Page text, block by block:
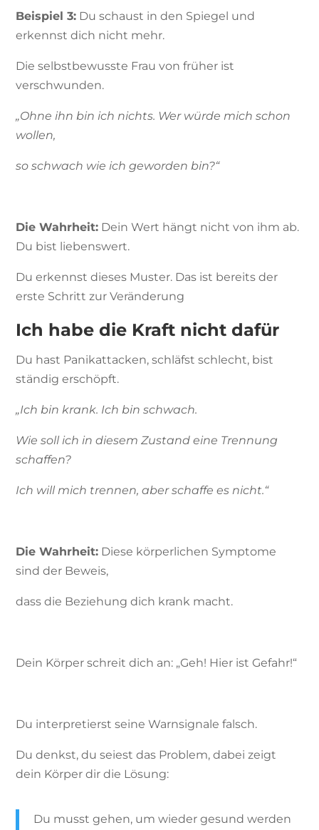
Beispiel 3: Du schaust in den Spiegel und
erkennst dich nicht mehr.
Die selbstbewusste Frau von früher ist
verschwunden.
„Ohne ihn bin ich nichts. Wer würde mich schon
wollen,
so schwach wie ich geworden bin?“
Die Wahrheit: Dein Wert hängt nicht von ihm ab.
Du bist liebenswert.
Du erkennst dieses Muster. Das ist bereits der
erste Schritt zur Veränderung
Ich habe die Kraft nicht dafür
Du hast Panikattacken, schläfst schlecht, bist
ständig erschöpft.
„Ich bin krank. Ich bin schwach.
Wie soll ich in diesem Zustand eine Trennung
schaffen?
Ich will mich trennen, aber schaffe es nicht.“
Die Wahrheit: Diese körperlichen Symptome
sind der Beweis,
dass die Beziehung dich krank macht.
Dein Körper schreit dich an: „Geh! Hier ist Gefahr!“
Du interpretierst seine Warnsignale falsch.
Du denkst, du seiest das Problem, dabei zeigt
dein Körper dir die Lösung:
Du musst gehen, um wieder gesund werden